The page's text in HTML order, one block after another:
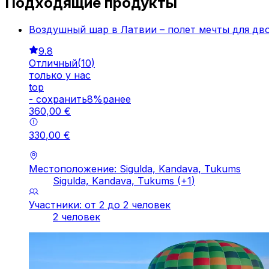
Воздушный шар в Латвии – полет мечты для
9.8
Отличный(10)
только у нас
top
- cохранить8%ранее
360,00 €
330,00 €
Местоположение: Sigulda, Kandava, Tukums
Sigulda, Kandava, Tukums (+1)
Участники: от 2 до 2 человек
2 человек